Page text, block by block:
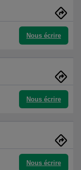
Nous écrire
Nous écrire
Nous écrire